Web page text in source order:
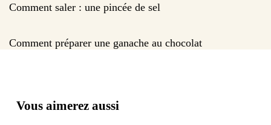
Comment saler : une pincée de sel
Comment préparer une ganache au chocolat
Vous aimerez aussi